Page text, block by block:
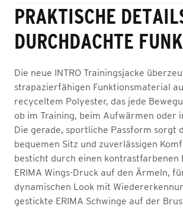
PRAKTISCHE
DURCHDACHTE
Die neue INTRO Trainingsjacke
strapazierfähigen Funktionsmaterial
recyceltem Polyester, das jede
ob im Training, beim Aufwärmen oder
Die gerade, sportliche Passform sorgt
bequemen Sitz und zuverlässigen
besticht durch einen kontrastfarbenen
ERIMA Wings-Druck auf den Ärmeln,
dynamischen Look mit
gestickte ERIMA Schwinge auf der